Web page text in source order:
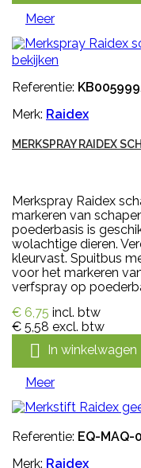
Meer
bekijken
Referentie:
Merk: Raidex
MERKSPRAY RAIDEX
Merkspray Raidex
markeren van
poederbasis is
wolachtige dieren.
kleurvast. Spuitbus
voor het markeren
verfspray op
€ 6,75 incl. btw
€ 5,58 excl. btw
 In winkelwagen
Meer
Referentie: EQ-MAQ-
Merk: Raidex